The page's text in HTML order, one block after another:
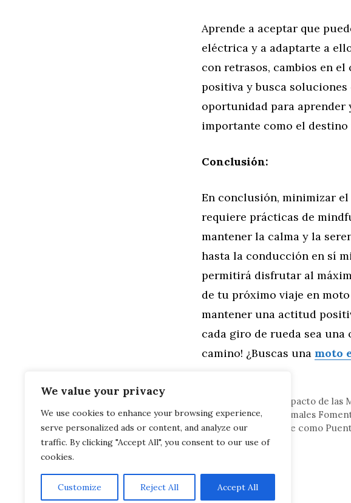
We value your privacy
We use cookies to enhance your browsing experience,
serve personalized ads or content, and analyze our
traffic. By clicking "Accept All", you consent to our use of
cookies.
Customize Reject All Accept All
Aprende a aceptar que
eléctrica y a adaptarte a
con retrasos, cambios en
positiva y busca soluciones
oportunidad para aprender
importante como el destino
Conclusión:
En conclusión, minimizar
requiere prácticas de
mantener la calma y la
hasta la conducción en sí
permitirá disfrutar al
de tu próximo viaje en
mantener una actitud
cada giro de rueda sea
camino! ¿Buscas una moto
Explorando el Impacto de
Interacción con Animales
Ositos de Peluche como
Multiculturales